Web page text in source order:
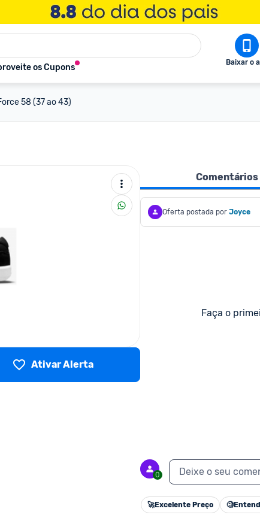
os Cupons Baixar o
58 (37 ao 43)
Ativar Alerta
Comentários
Oferta postada por Joyce
Faça o
0 Deixe o seu
🚀Excelente Preço 🧐